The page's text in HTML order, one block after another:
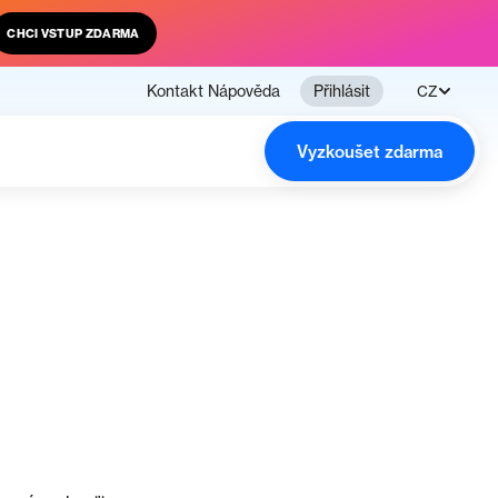
CHCI VSTUP ZDARMA
Kontakt Nápověda Přihlásit CZ
Vyzkoušet zdarma